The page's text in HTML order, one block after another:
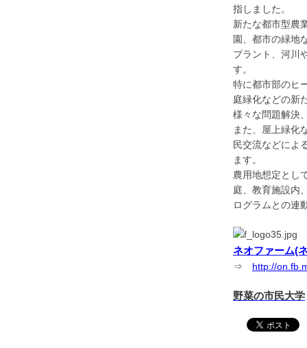
指しました。
新たな都市型農
園、都市の緑地
プラント、河川
す。
特に都市部のヒ
庭緑化などの新
様々な問題解決
また、屋上緑化
民交流などによ
ます。
農用地想定とし
庭、教育施設内
ログラムとの連
ネオファーム(
⇒ http://
野菜の市民大学